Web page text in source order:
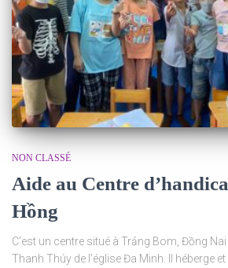
NON CLASSÉ
Aide au Centre
Hồng
C’est un centre situé à Trảng Bom, Đồng
Thanh Thúy de l’église Đa Minh. Il héberge